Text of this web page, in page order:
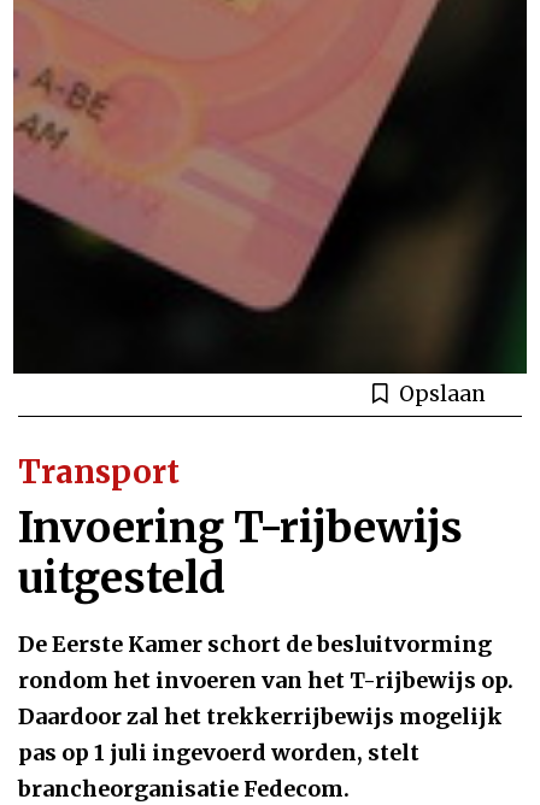
Opslaan
Transport
Invoering T-rijbewijs
uitgesteld
De Eerste Kamer schort de besluitvorming
rondom het invoeren van het T-rijbewijs op.
Daardoor zal het trekkerrijbewijs mogelijk
pas op 1 juli ingevoerd worden, stelt
brancheorganisatie Fedecom.